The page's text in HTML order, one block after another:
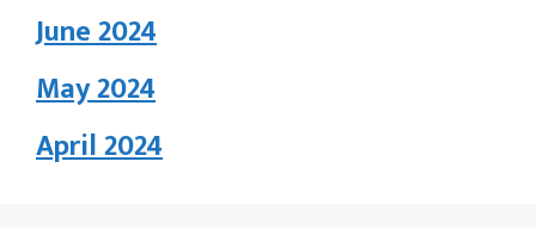
June 2024
May 2024
April 2024